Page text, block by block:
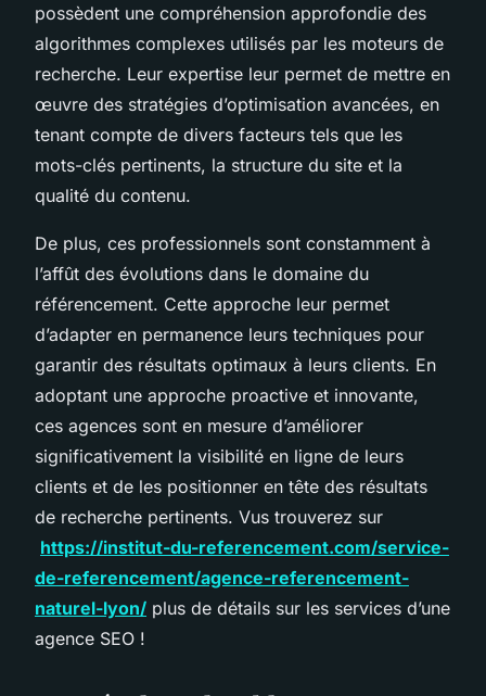
possèdent une compréhension approfondie des
algorithmes complexes utilisés par les moteurs de
recherche. Leur expertise leur permet de mettre en
œuvre des stratégies d’optimisation avancées, en
tenant compte de divers facteurs tels que les
mots-clés pertinents, la structure du site et la
qualité du contenu.
De plus, ces professionnels sont constamment à
l’affût des évolutions dans le domaine du
référencement. Cette approche leur permet
d’adapter en permanence leurs techniques pour
garantir des résultats optimaux à leurs clients. En
adoptant une approche proactive et innovante,
ces agences sont en mesure d’améliorer
significativement la visibilité en ligne de leurs
clients et de les positionner en tête des résultats
de recherche pertinents. Vus trouverez sur
https://institut-du-referencement.com/service-
de-referencement/agence-referencement-
naturel-lyon/ plus de détails sur les services d’une
agence SEO !